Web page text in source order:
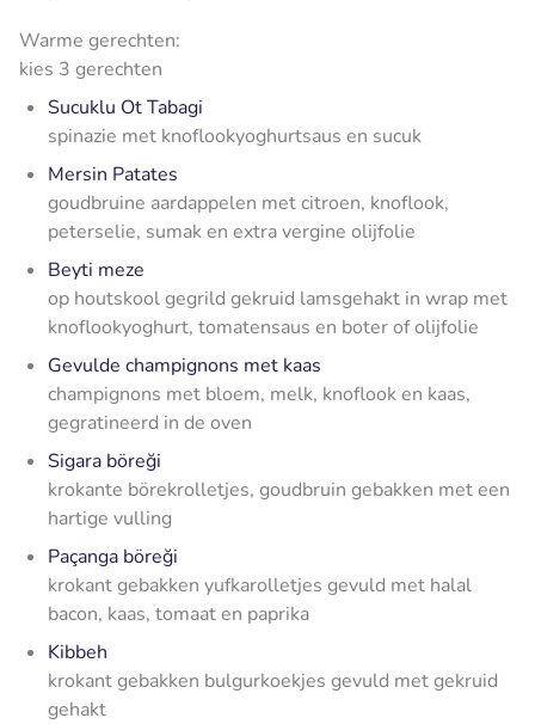
Warme gerechten:
kies 3 gerechten
Sucuklu Ot Tabagi
spinazie met knoflookyoghurtsaus en sucuk
Mersin Patates
goudbruine aardappelen met citroen, knoflook,
peterselie, sumak en extra vergine olijfolie
Beyti meze
op houtskool gegrild gekruid lamsgehakt in wrap met
knoflookyoghurt, tomatensaus en boter of olijfolie
Gevulde champignons met kaas
champignons met bloem, melk, knoflook en kaas,
gegratineerd in de oven
Sigara böreği
krokante börekrolletjes, goudbruin gebakken met een
hartige vulling
Paçanga böreği
krokant gebakken yufkarolletjes gevuld met halal
bacon, kaas, tomaat en paprika
Kibbeh
krokant gebakken bulgurkoekjes gevuld met gekruid
gehakt